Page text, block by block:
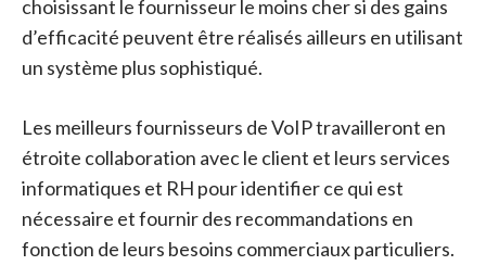
choisissant le fournisseur le moins cher si des gains
d’efficacité peuvent être réalisés ailleurs en utilisant
un système plus sophistiqué.
Les meilleurs fournisseurs de VoIP travailleront en
étroite collaboration avec le client et leurs services
informatiques et RH pour identifier ce qui est
nécessaire et fournir des recommandations en
fonction de leurs besoins commerciaux particuliers.